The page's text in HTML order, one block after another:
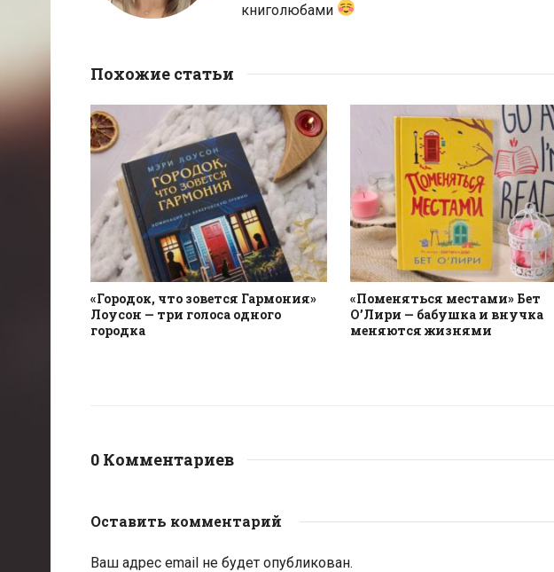
книголюбами
Похожие статьи
«Городок, что зовется Гармония»
Лоусон — три голоса одного
городка
«Поменяться местами» Бет
О’Лири — бабушка и внучка
меняются жизнями
0 Комментариев
Оставить комментарий
Ваш адрес email не будет опубликован.